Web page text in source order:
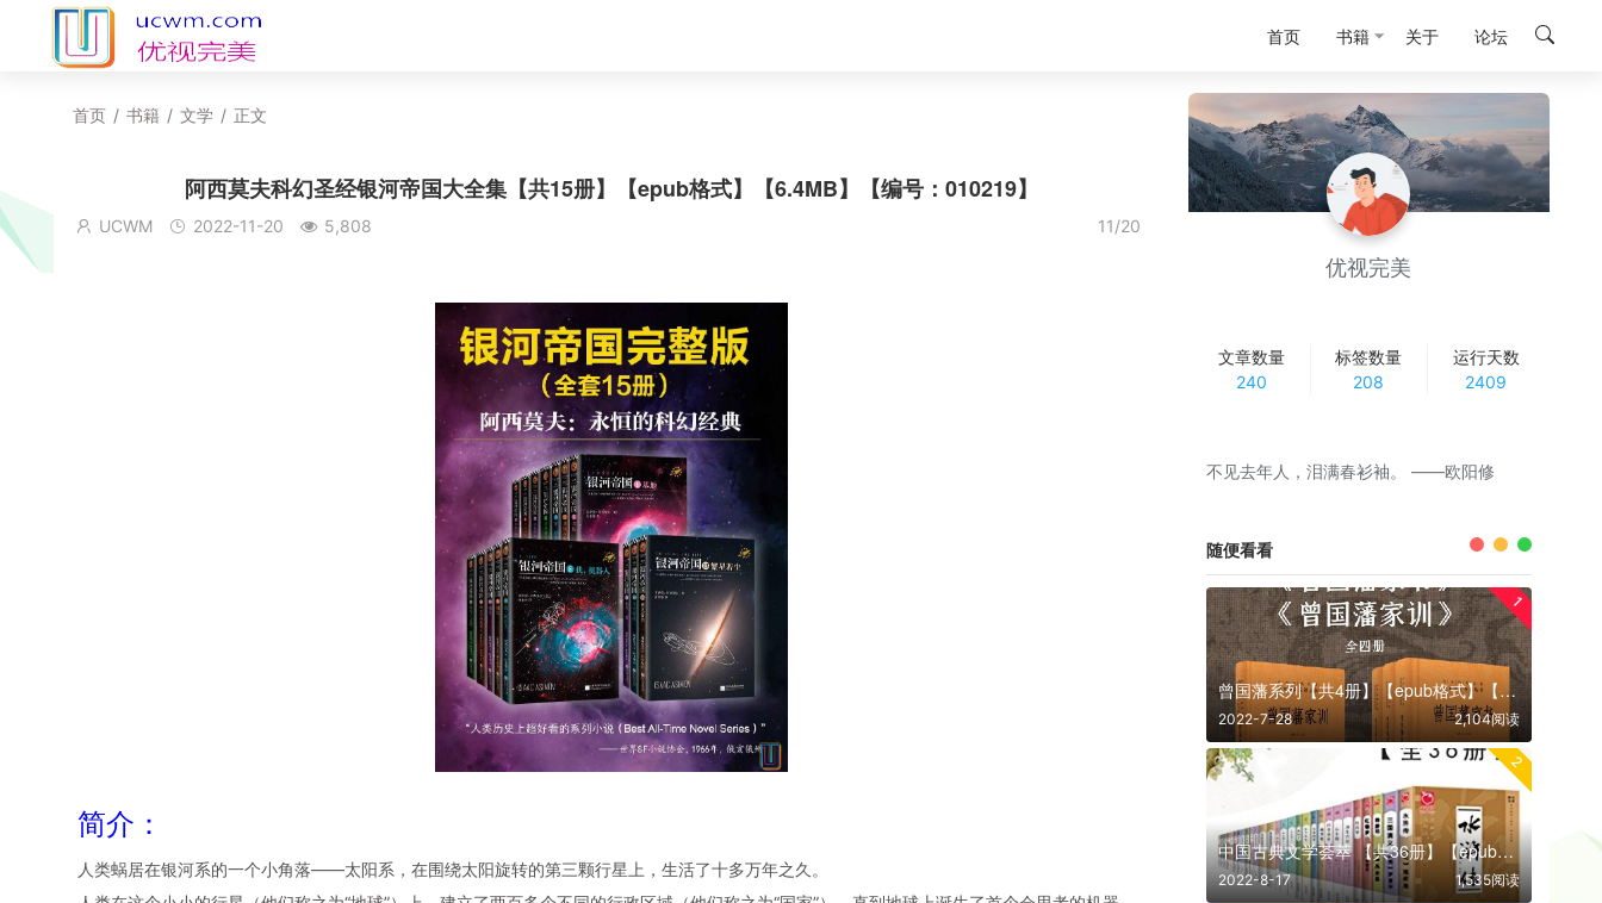
首页 书籍 关于 论坛
首页 / 书籍 / 文学 / 正文
阿西莫夫科幻圣经银河帝国大全集【共15册】【epub格式】【6.4MB】【编号：010219】
UCWM 2022-11-20 5,808 11/20
简介：
人类蜗居在银河系的一个小角落——太阳系，在围绕太阳旋转的第三颗行星上，生活了十多万年之久。
优视完美
文章数量
240
标签数量
208
运行天数
2409
不见去年人，泪满春衫袖。 ——欧阳修
随便看看
1
曾国藩系列【共4册】【epub格式】【2.98MB】【编号：319023】
2022-7-28 2,104阅读
2
中国古典文学荟萃 【共36册】【epub格式】【40MB】【编号：120879】
2022-8-17 1,535阅读